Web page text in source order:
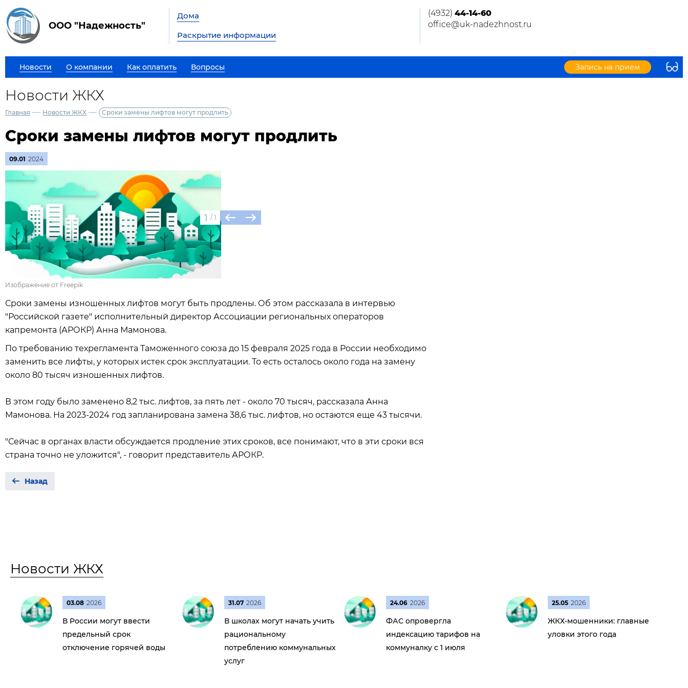
ООО "Надежность"
Дома
Раскрытие информации
(4932) 44-14-60
office@uk-nadezhnost.ru
Новости О компании Как оплатить Вопросы Запись на прием
Новости ЖКХ
Главная — Новости ЖКХ — Сроки замены лифтов могут продлить
Сроки замены лифтов могут продлить
09.01 2024
1 / 1
Изображение от Freepik
Сроки замены изношенных лифтов могут быть продлены. Об этом рассказала в интервью
"Российской газете" исполнительный директор Ассоциации региональных операторов
капремонта (АРОКР) Анна Мамонова.
По требованию техрегламента Таможенного союза до 15 февраля 2025 года в России необходимо
заменить все лифты, у которых истек срок эксплуатации. То есть осталось около года на замену
около 80 тысяч изношенных лифтов.
В этом году было заменено 8,2 тыс. лифтов, за пять лет - около 70 тысяч, рассказала Анна
Мамонова. На 2023-2024 год запланирована замена 38,6 тыс. лифтов, но остаются еще 43 тысячи.
"Сейчас в органах власти обсуждается продление этих сроков, все понимают, что в эти сроки вся
страна точно не уложится", - говорит представитель АРОКР.
Назад
Новости ЖКХ
03.08 2026
В России могут ввести
предельный срок
отключение горячей воды
31.07 2026
В школах могут начать учить
рациональному
потреблению коммунальных
услуг
24.06 2026
ФАС опровергла
индексацию тарифов на
коммуналку с 1 июля
25.05 2026
ЖКХ-мошенники: главные
уловки этого года